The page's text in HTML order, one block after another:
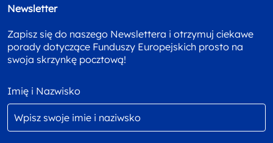
Newsletter
Zapisz się do naszego Newslettera i otrzymuj ciekawe
porady dotyczące Funduszy Europejskich prosto na
swoja skrzynkę pocztową!
Imię i Nazwisko